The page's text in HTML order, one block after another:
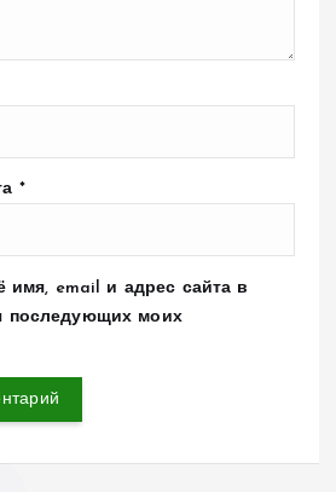
*
имя, email и адрес сайта в
последующих моих